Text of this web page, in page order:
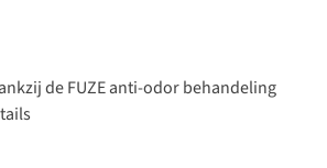
de FUZE anti-odor behandeling